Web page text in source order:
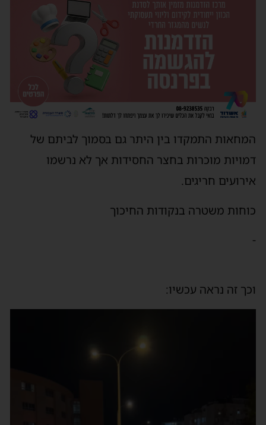
המחאות התמקדו בין היתר גם בסמוך לביתם של
דמויות מוכרות בחצר החסידות אך לא נרשמו
אירועים חריגים.
כוחות משטרה בנקודות החיכוך
-
וכך זה נראה עכשיו: